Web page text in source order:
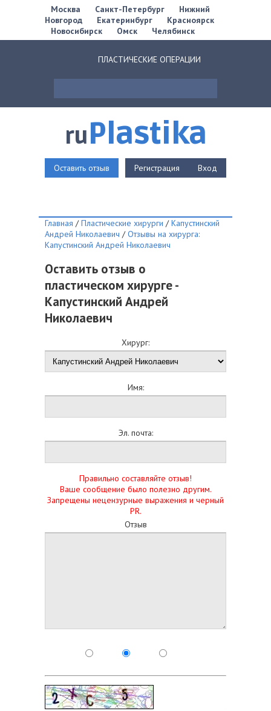
Москва Санкт-Петербург
Нижний
Новгород
Екатеринбург
Красноярск
Новосибирск
Омск Челябинск
ПЛАСТИЧЕСКИЕ ОПЕРАЦИИ
ruPlastika
Оставить отзыв Регистрация Вход
Главная /Пластические хирурги /Капустинский
Андрей Николаевич /Отзывы на хирурга:
Капустинский Андрей Николаевич
Оставить отзыв о
пластическом хирурге -
Капустинский Андрей
Николаевич
Хирург:
Имя:
Эл. почта:
Правильно составляйте отзыв!
Ваше сообщение было полезно другим.
Запрещены нецензурные выражения и черный
PR.
Отзыв